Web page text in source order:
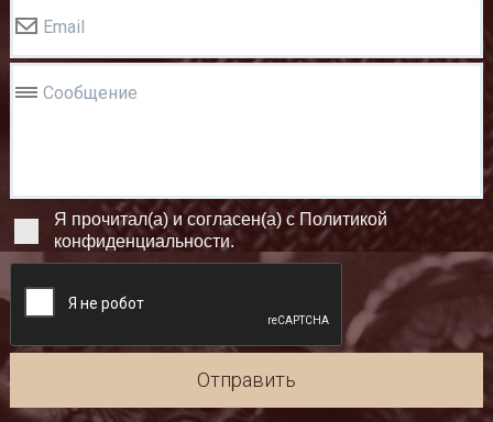
Email
Сообщение
Я прочитал(а) и согласен(а) с Политикой
конфиденциальности.
Отправить